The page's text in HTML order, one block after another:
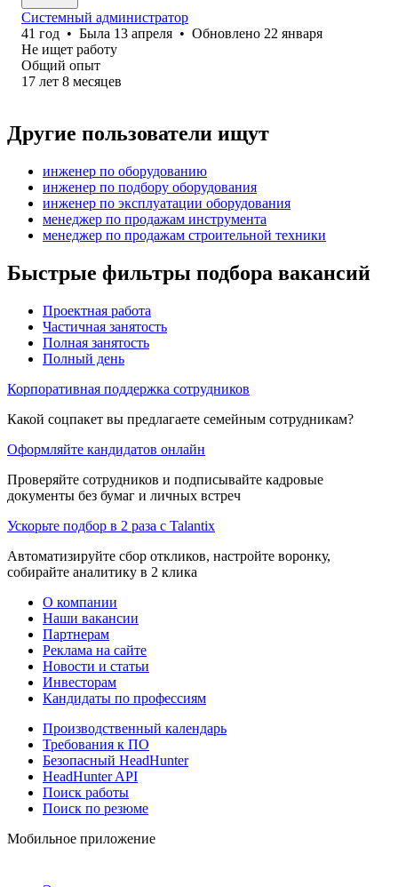
Системный администратор
41 год • Была 13 апреля • Обновлено 22 января
Не ищет работу
Общий опыт
17 лет 8 месяцев
Другие пользователи ищут
инженер по оборудованию
инженер по подбору оборудования
инженер по эксплуатации оборудования
менеджер по продажам инструмента
менеджер по продажам строительной техники
Быстрые фильтры подбора вакансий
Проектная работа
Частичная занятость
Полная занятость
Полный день
Корпоративная поддержка сотрудников
Какой соцпакет вы предлагаете семейным сотрудникам?
Оформляйте кандидатов онлайн
Проверяйте сотрудников и подписывайте кадровые
документы без бумаг и личных встреч
Ускорьте подбор в 2 раза с Talantix
Автоматизируйте сбор откликов, настройте воронку,
собирайте аналитику в 2 клика
О компании
Наши вакансии
Партнерам
Реклама на сайте
Новости и статьи
Инвесторам
Кандидаты по профессиям
Производственный календарь
Требования к ПО
Безопасный HeadHunter
HeadHunter API
Поиск работы
Поиск по резюме
Мобильное приложение